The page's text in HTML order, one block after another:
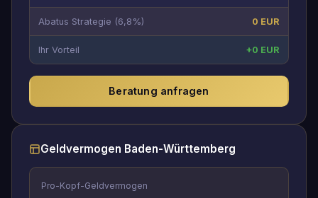
Abatus Strategie (6,8%) 0 EUR
Ihr Vorteil +0 EUR
Beratung anfragen
Geldvermogen Baden-Württemberg
Pro-Kopf-Geldvermogen